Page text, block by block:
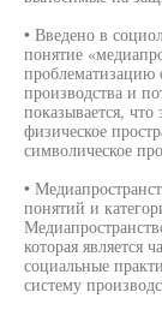
• Введено в
понятие
производства и
показывается,
физическое
символическое
•
понятий и
которая является
социальные
систему